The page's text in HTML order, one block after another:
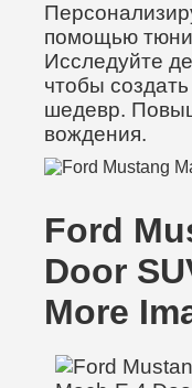
помощью
Исследуйте
чтобы
шедевр.
вождения.
Ford
Door
More